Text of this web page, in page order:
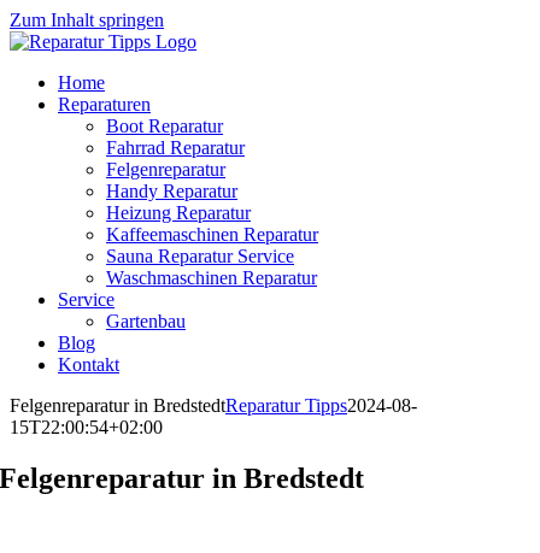
Zum Inhalt springen
Home
Reparaturen
Boot Reparatur
Fahrrad Reparatur
Felgenreparatur
Handy Reparatur
Heizung Reparatur
Kaffeemaschinen Reparatur
Sauna Reparatur Service
Waschmaschinen Reparatur
Service
Gartenbau
Blog
Kontakt
Felgenreparatur in BredstedtReparatur Tipps2024-08-
15T22:00:54+02:00
Felgenreparatur in Bredstedt